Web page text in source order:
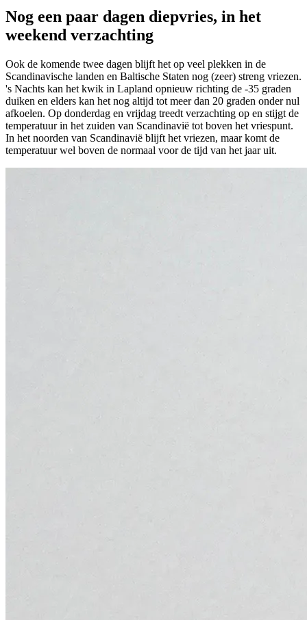
Nog een paar dagen diepvries, in het
weekend verzachting
Ook de komende twee dagen blijft het op veel plekken in de
Scandinavische landen en Baltische Staten nog (zeer) streng vriezen.
's Nachts kan het kwik in Lapland opnieuw richting de -35 graden
duiken en elders kan het nog altijd tot meer dan 20 graden onder nul
afkoelen. Op donderdag en vrijdag treedt verzachting op en stijgt de
temperatuur in het zuiden van Scandinavië tot boven het vriespunt.
In het noorden van Scandinavië blijft het vriezen, maar komt de
temperatuur wel boven de normaal voor de tijd van het jaar uit.